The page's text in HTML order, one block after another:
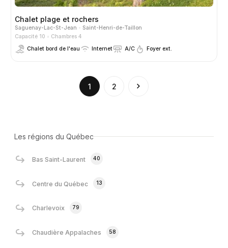
Chalet plage et rochers
Saguenay-Lac-St-Jean
Saint-Henri-de-Taillon
Capacité 10
Chambres 4
Chalet bord de l'eau
Internet A/C Foyer ext.
1
(current) 2
Les régions du Québec
Bas Saint-Laurent 40
Centre du Québec 13
Charlevoix 79
Chaudière Appalaches 58